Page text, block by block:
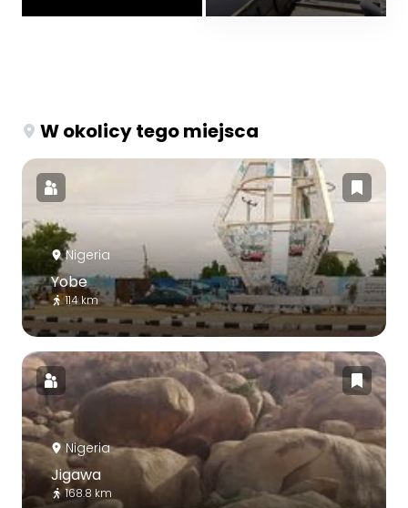
W okolicy tego miejsca
Nigeria
Yobe
114 km
Nigeria
Jigawa
168.8 km